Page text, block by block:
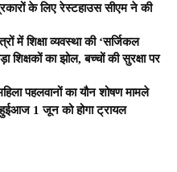
के लिए रेस्टहाउस सीएम ने की
में शिक्षा व्यवस्था की ‘सर्जिकल
शिक्षकों का झोल, बच्चों की सुरक्षा पर
पहलवानों का यौन शोषण मामले
1 जून को होगा ट्रायल